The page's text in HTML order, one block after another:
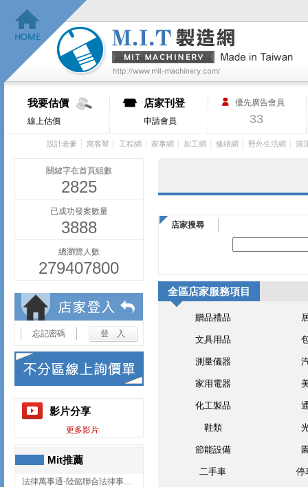
我要估價
線上估價
店家刊登
申請會員
優先廣告會員
33
設計老爹 窩客幫 工程網 家事網 加工網 修繕網 野外生活網 清
關鍵字在首頁組數
2825
已成功發案數量
3888
總瀏覽人數
279407800
忘記密碼
影片分享
更多影片
Mit推薦
法律萬事通-陸懿聯合法律事務所
店家搜尋
全區店家服務項目
贈品禮品
文具用品
測量儀器
家用電器
化工製品
鞋類
節能設備
二手車 停